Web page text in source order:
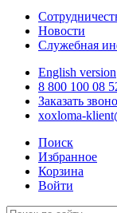
Новости
Служебная
English version
8 800 100 08
Заказать
xoxloma-
Поиск
Избранное
Корзина
Войти